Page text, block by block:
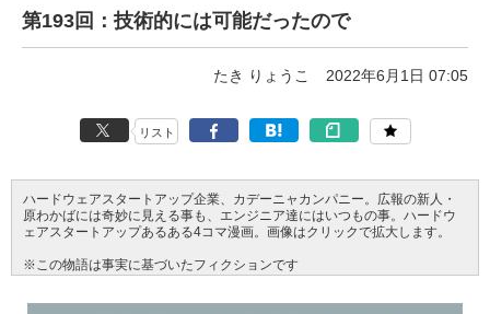
第193回：技術的には可能だったので
たき りょうこ 2022年6月1日 07:05
リスト
ハードウェアスタートアップ企業、カデーニャカンパニー。広報の新人・
原わかばには奇妙に見える事も、エンジニア達にはいつもの事。ハードウ
ェアスタートアップあるある4コマ漫画。画像はクリックで拡大します。
※この物語は事実に基づいたフィクションです